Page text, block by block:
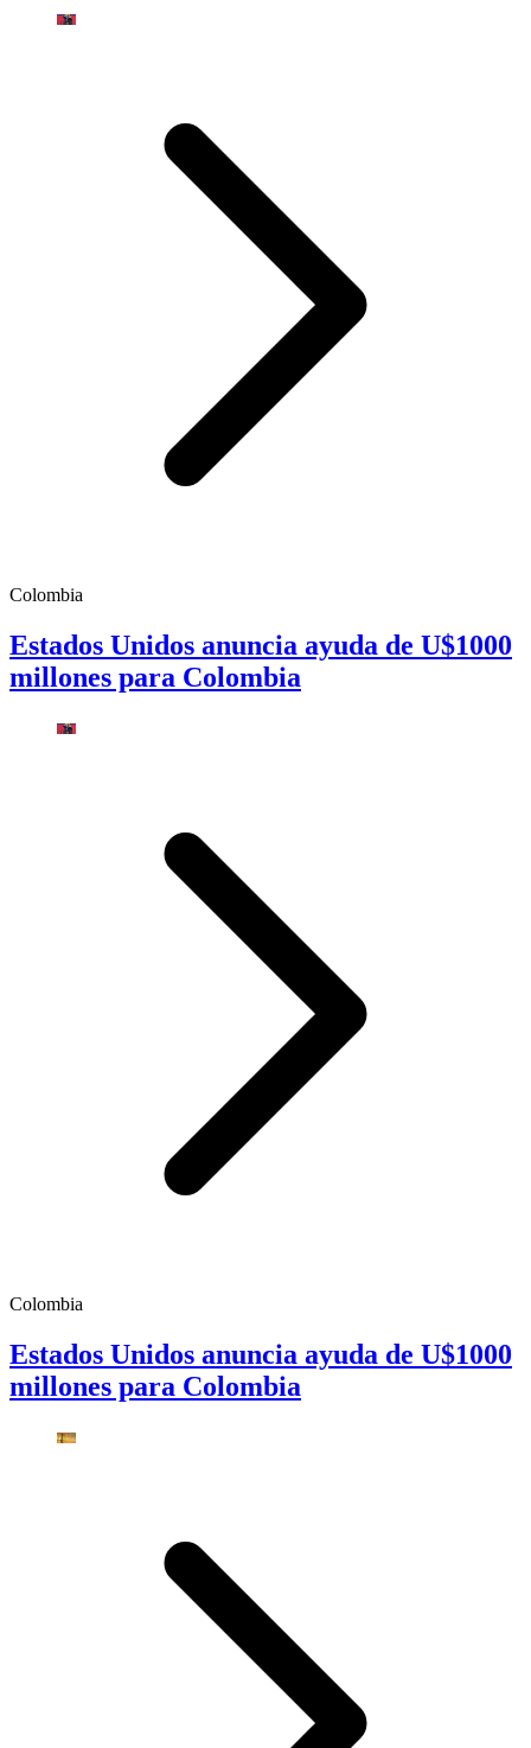
Colombia
Estados Unidos anuncia ayuda de U$1000
millones para Colombia
Colombia
Estados Unidos anuncia ayuda de U$1000
millones para Colombia